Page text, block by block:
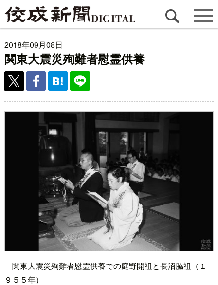
2018年09月08日
関東大震災殉難者慰霊供養
関東大震災殉難者慰霊供養での庭野開祖と長沼脇祖（１
９５５年）